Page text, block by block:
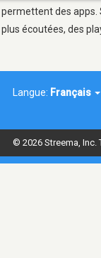
des
écoutées, des
Langue: Français
© 2026 Streema, Inc.